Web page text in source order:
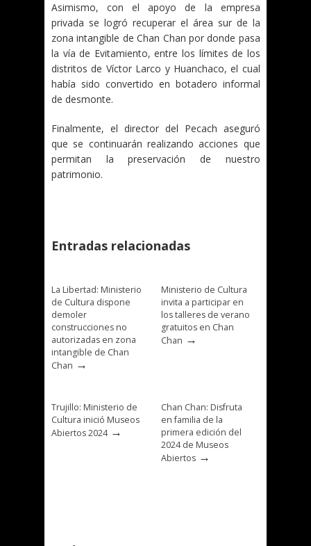
Asimismo, con el apoyo de la empresa
privada se logró recuperar el área sur de la
zona intangible de Chan Chan por donde pasa
la vía de Evitamiento, entre los límites de los
distritos de Víctor Larco y Huanchaco, el cual
había sido convertido en botadero informal
de desmonte.
Finalmente, el director del Pecach aseguró
que se continuarán realizando acciones que
permitan la preservación de nuestro
patrimonio.
Entradas relacionadas
La Libertad: Ministerio
de Cultura dispone
demoler
construcciones no
autorizadas en zona
intangible de Chan
Chan →
Ministerio de Cultura
invita a participar en
los talleres de verano
gratuitos en Chan
Chan →
Trujillo: Ministerio de
Cultura inició Museos
Abiertos 2024→
Chan Chan: Disfruta
en familia de la
primera edición del
2024 de Museos
Abiertos →